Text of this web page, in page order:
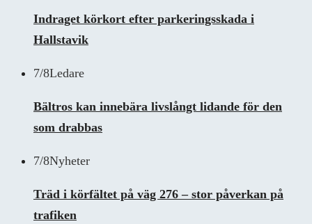
Indraget körkort efter parkeringsskada i
Hallstavik
7/8Ledare
Bältros kan innebära livslångt lidande för den
som drabbas
7/8Nyheter
Träd i körfältet på väg 276 – stor påverkan på
trafiken